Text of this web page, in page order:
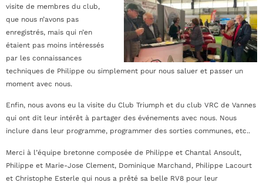
visite de membres du club,
que nous n’avons pas
enregistrés, mais qui n’en
étaient pas moins intéressés
par les connaissances
techniques de Philippe ou simplement pour nous saluer et passer un
moment avec nous.
Enfin, nous avons eu la visite du Club Triumph et du club VRC de Vannes
qui ont dit leur intérêt à partager des événements avec nous. Nous
inclure dans leur programme, programmer des sorties communes, etc..
Merci à l’équipe bretonne composée de Philippe et Chantal Ansoult,
Philippe et Marie-Jose Clement, Dominique Marchand, Philippe Lacourt
et Christophe Esterle qui nous a prêté sa belle RV8 pour leur